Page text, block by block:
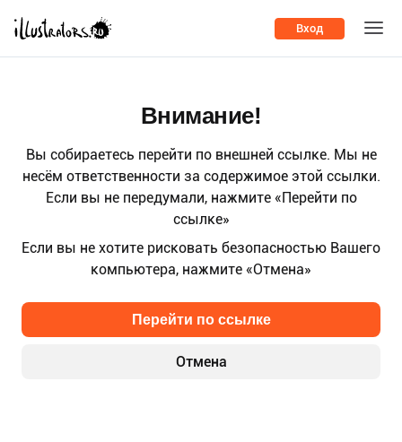
Вход
Внимание!
Вы собираетесь перейти по внешней ссылке. Мы не
несём ответственности за содержимое этой ссылки.
Если вы не передумали, нажмите «Перейти по
ссылке»
Если вы не хотите рисковать безопасностью Вашего
компьютера, нажмите «Отмена»
Отмена
Перейти по ссылке